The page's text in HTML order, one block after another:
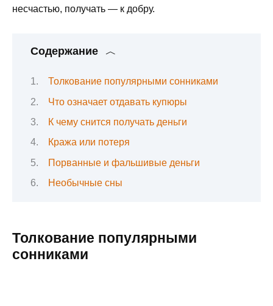
несчастью, получать — к добру.
Содержание
Толкование популярными сонниками
Что означает отдавать купюры
К чему снится получать деньги
Кража или потеря
Порванные и фальшивые деньги
Необычные сны
Толкование популярными
сонниками